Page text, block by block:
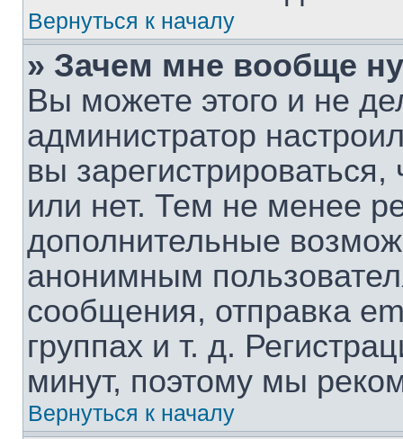
Вернуться к началу
» Зачем мне вообще
Вы можете этого и не
администратор
вы
или нет. Тем не менее
дополнительные
анонимным
сообщения, отправка
группах и т. д.
минут, поэтому мы
Вернуться к началу